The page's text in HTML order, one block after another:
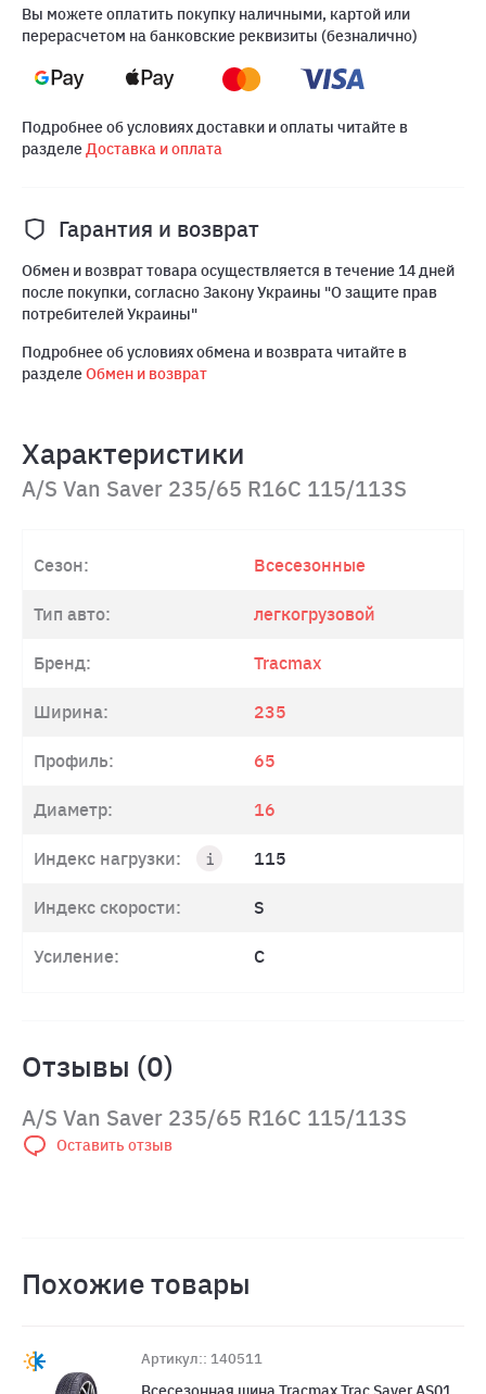
Вы можете оплатить покупку наличными, картой или
перерасчетом на банковские реквизиты (безналично)
Подробнее об условиях доставки и оплаты читайте в
разделеДоставка и оплата
Гарантия и возврат
Обмен и возврат товара осуществляется в течение 14 дней
после покупки, согласно Закону Украины "О защите прав
потребителей Украины"
Подробнее об условиях обмена и возврата читайте в
разделеОбмен и возврат
Характеристики
A/S Van Saver 235/65 R16C 115/113S
Сезон: Всесезонные
Тип авто: легкогрузовой
Бренд: Tracmax
Ширина: 235
Профиль: 65
Диаметр: 16
Индекс нагрузки: 115
Индекс скорости: S
Усиление: C
Отзывы (0)
A/S Van Saver 235/65 R16C 115/113S
Оставить отзыв
Похожие товары
Артикул:: 140511